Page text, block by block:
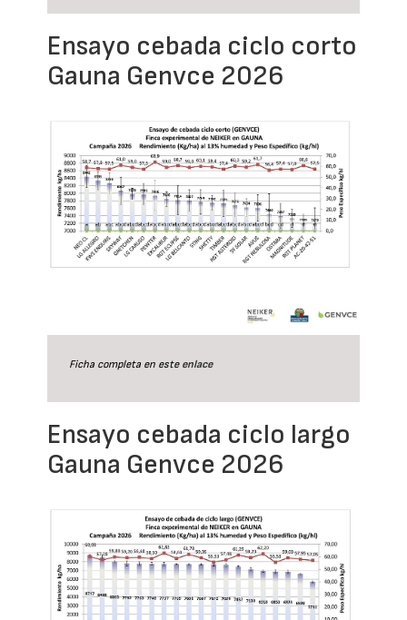
Ensayo cebada ciclo corto
Gauna Genvce 2026
Ficha completa en este enlace
Ensayo cebada ciclo largo
Gauna Genvce 2026